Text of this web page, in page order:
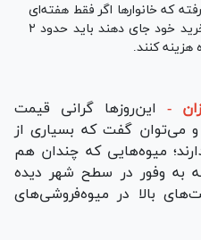
که خانوارها اگر فقط هفته‌ای
یک‌بار بخواهند میوه را در سبد خرید خود جای دهند باید حدود ۲
هزینه کنند.
- این‌روزها گرانی قیمت
میوه کام خیلی‌ها را تلخ کرده و می‎‌توان گفت که بسیاری از
میوه‌هایی که چندان هم
به وفور در سطح شهر دیده
بالا در میوه‌فروشی‌های